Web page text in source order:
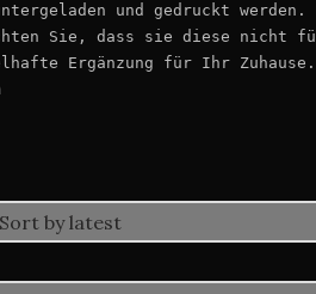
und gedruckt
Sie, dass sie diese nicht
Ergänzung für Ihr